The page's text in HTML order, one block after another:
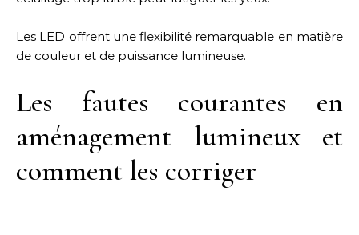
Les LED offrent une flexibilité remarquable en matière
de couleur et de puissance lumineuse.
Les fautes courantes en
aménagement lumineux et
comment les corriger